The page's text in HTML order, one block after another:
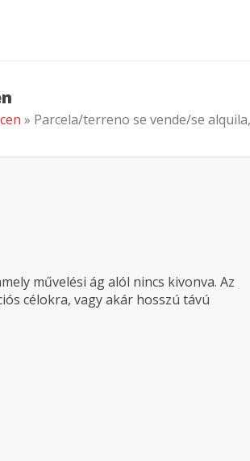
» Parcela/terreno se vende/se
művelési ág alól nincs kivonva. Az
célokra, vagy akár hosszú távú